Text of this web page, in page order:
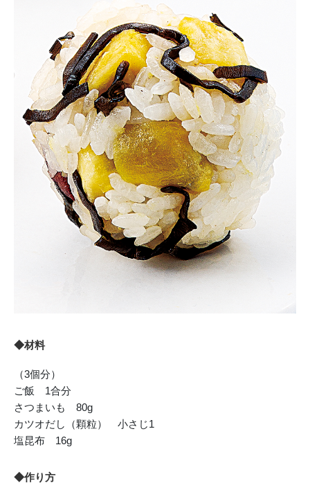
◆材料
（3個分）
ご飯 1合分
さつまいも 80g
カツオだし（顆粒） 小さじ1
塩昆布 16g
◆作り方